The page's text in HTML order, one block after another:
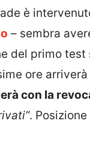
è
– sembra
del primo test
ore
con la
.